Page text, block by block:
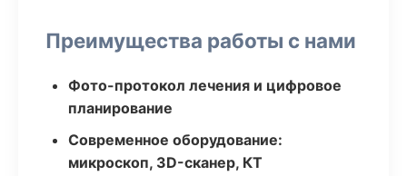
Преимущества работы с нами
Фото-протокол лечения и цифровое
планирование
Современное оборудование:
микроскоп, 3D-сканер, КТ